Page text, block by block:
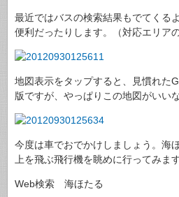
最近ではバスの検索結果もでてくる
便利だったりします。（対応エリアの
地図表示をタップすると、見慣れた
版ですが、やっぱりこの地図がいいな
今度は車でおでかけしましょう。海
上を飛ぶ飛行機を眺めに行ってみます
Web検索 海ほたる